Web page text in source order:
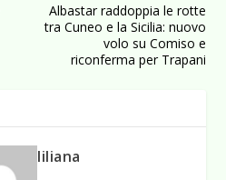
Albastar raddoppia le rotte
tra Cuneo e la Sicilia: nuovo
volo su Comiso e
riconferma per Trapani
liliana